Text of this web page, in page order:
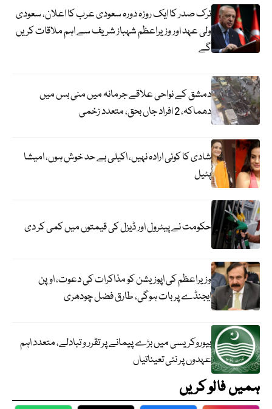
ترک صدر کا ایک روزہ دورہ سعودی عرب کا اعلان، سعودی
ولی عہد اور وزیراعظم شہباز شریف سے اہم ملاقات کریں
گے
دمشق کے نواحی علاقے جرمانہ میں منی بس میں
دھماکہ، 2 افراد جاں بحق، متعدد زخمی
شادی کا کوئی ارادہ نہیں، اکیلی بے حد خوش ہوں، امیشا
پٹیل
حکومت نے پیٹرول اور ڈیزل کی قیمتوں میں کمی کر دی
وزیراعظم کی اپوزیشن کو مذاکرات کی دعوت، اوپن
ایجنڈے پر بات ہوگی، طارق فضل چودھری
بیوروکریسی میں بڑے پیمانے پر تقرر و تبادلے، متعدد اہم
عہدوں پر نئی تعیناتیاں
ہمیں فالو کریں